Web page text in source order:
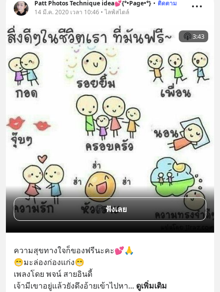
Patt Photos Technique idea💕{°•Page•°} • ติดตาม
14 มี.ค. 2020 เวลา 10:46 • ไลฟ์สไตล์
3:43
ฟังเลย
ความสุขทางใจก็ของฟรีนะคะ💕🙏
😁มะล่องก่องแก่ง😁
เพลงโดย พจน์ สายอินดี้
เจ้ามีเขาอยู่แล้วยังดึงอ้ายเข้าไปหา... ดูเพิ่มเติม